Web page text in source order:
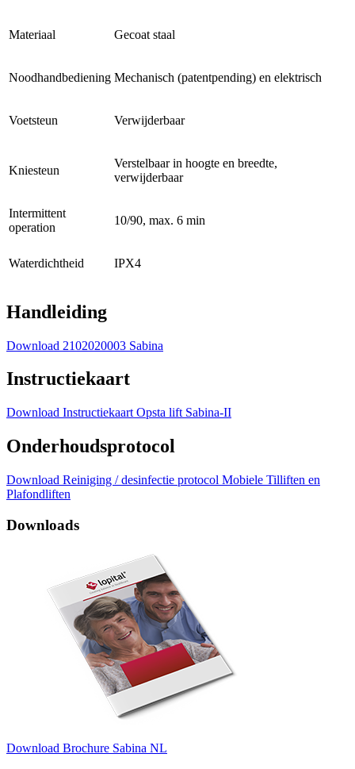
Materiaal Gecoat staal
Noodhandbediening Mechanisch (patentpending) en elektrisch
Voetsteun Verwijderbaar
Kniesteun
Verstelbaar in hoogte en breedte,
verwijderbaar
Intermittent
operation
10/90, max. 6 min
Waterdichtheid IPX4
Handleiding
Download 2102020003 Sabina
Instructiekaart
Download Instructiekaart Opsta lift Sabina-II
Onderhoudsprotocol
Download Reiniging / desinfectie protocol Mobiele Tilliften en
Plafondliften
Downloads
Download Brochure Sabina NL